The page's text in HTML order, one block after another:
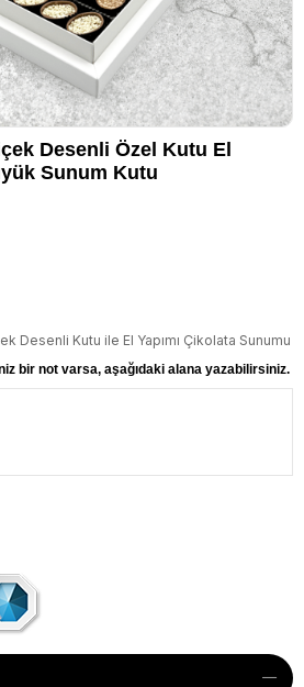
Desenli Özel Kutu El
Sunum Kutu
Desenli Kutu ile El Yapımı Çikolata Sunumu
bir not varsa, aşağıdaki alana yazabilirsiniz.